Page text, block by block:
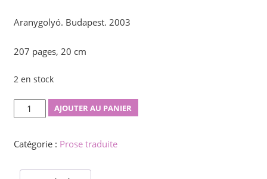
Aranygolyó. Budapest. 2003
207 pages, 20 cm
2 en stock
quantité
de
AJOUTER AU PANIER
Catégorie : Prose traduite